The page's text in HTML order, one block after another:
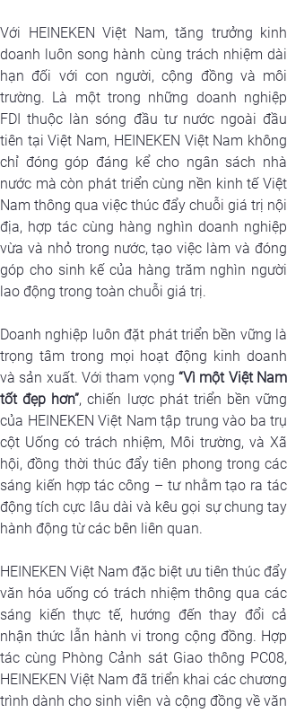
Với HEINEKEN Việt Nam, tăng trưởng kinh
doanh luôn song hành cùng trách nhiệm dài
hạn đối với con người, cộng đồng và môi
trường. Là một trong những doanh nghiệp
FDI thuộc làn sóng đầu tư nước ngoài đầu
tiên tại Việt Nam, HEINEKEN Việt Nam không
chỉ đóng góp đáng kể cho ngân sách nhà
nước mà còn phát triển cùng nền kinh tế Việt
Nam thông qua việc thúc đẩy chuỗi giá trị nội
địa, hợp tác cùng hàng nghìn doanh nghiệp
vừa và nhỏ trong nước, tạo việc làm và đóng
góp cho sinh kế của hàng trăm nghìn người
lao động trong toàn chuỗi giá trị.
Doanh nghiệp luôn đặt phát triển bền vững là
trọng tâm trong mọi hoạt động kinh doanh
và sản xuất. Với tham vọng “Vì một Việt Nam
tốt đẹp hơn”, chiến lược phát triển bền vững
của HEINEKEN Việt Nam tập trung vào ba trụ
cột Uống có trách nhiệm, Môi trường, và Xã
hội, đồng thời thúc đẩy tiên phong trong các
sáng kiến hợp tác công – tư nhằm tạo ra tác
động tích cực lâu dài và kêu gọi sự chung tay
hành động từ các bên liên quan.
HEINEKEN Việt Nam đặc biệt ưu tiên thúc đẩy
văn hóa uống có trách nhiệm thông qua các
sáng kiến thực tế, hướng đến thay đổi cả
nhận thức lẫn hành vi trong cộng đồng. Hợp
tác cùng Phòng Cảnh sát Giao thông PC08,
HEINEKEN Việt Nam đã triển khai các chương
trình dành cho sinh viên và cộng đồng về văn